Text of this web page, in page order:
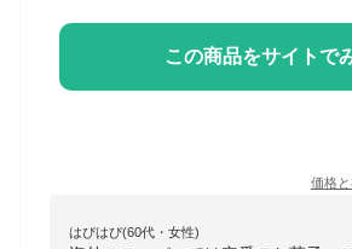
この商品をサイトで
価格
はぴはぴ(60代・女性)